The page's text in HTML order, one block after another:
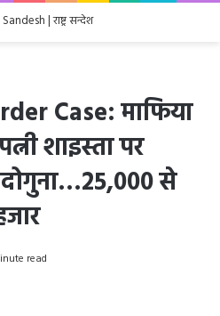
Case: माफिया
शाइस्ता पर
से
read